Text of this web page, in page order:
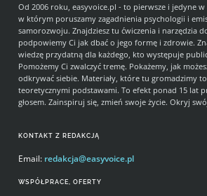
KONTAKT Z REDAKCJĄ
Email: redakcja@easyvoice.pl
WSPÓŁPRACE, OFERTY
Od 2006 roku, easyvoice.pl - to pierwsze i jedyne
w którym poruszamy zagadnienia psychologii i
samorozwoju. Znajdziesz tu ćwiczenia i narzędzia
podpowiemy Ci jak dbać o jego formę i zdrowie.
wiedzę przydatną dla każdego, kto występuje
Pomożemy Ci zwalczyć tremę. Pokażemy, jak
odkrywać siebie. Materiały, które tu gromadzimy
teoretycznymi podstawami. To efekt ponad 15 lat
głosem. Zainspiruj się, zmień swoje życie. Okryj